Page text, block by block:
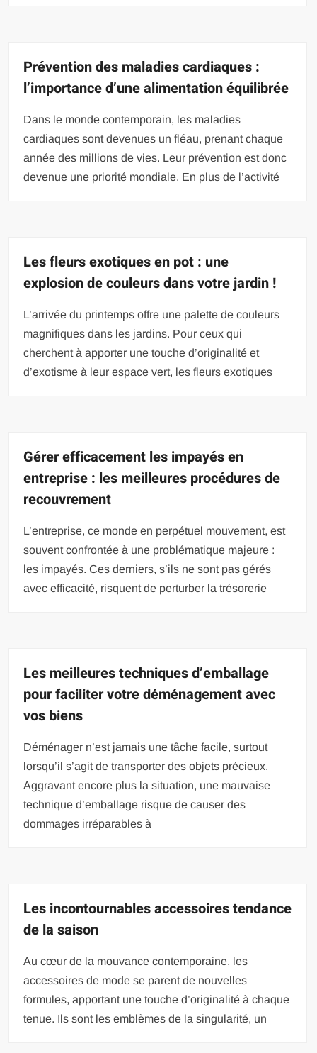
Prévention des maladies cardiaques :
l’importance d’une alimentation équilibrée
Dans le monde contemporain, les maladies
cardiaques sont devenues un fléau, prenant chaque
année des millions de vies. Leur prévention est donc
devenue une priorité mondiale. En plus de l’activité
Les fleurs exotiques en pot : une
explosion de couleurs dans votre jardin !
L’arrivée du printemps offre une palette de couleurs
magnifiques dans les jardins. Pour ceux qui
cherchent à apporter une touche d’originalité et
d’exotisme à leur espace vert, les fleurs exotiques
Gérer efficacement les impayés en
entreprise : les meilleures procédures de
recouvrement
L’entreprise, ce monde en perpétuel mouvement, est
souvent confrontée à une problématique majeure :
les impayés. Ces derniers, s’ils ne sont pas gérés
avec efficacité, risquent de perturber la trésorerie
Les meilleures techniques d’emballage
pour faciliter votre déménagement avec
vos biens
Déménager n’est jamais une tâche facile, surtout
lorsqu’il s’agit de transporter des objets précieux.
Aggravant encore plus la situation, une mauvaise
technique d’emballage risque de causer des
dommages irréparables à
Les incontournables accessoires tendance
de la saison
Au cœur de la mouvance contemporaine, les
accessoires de mode se parent de nouvelles
formules, apportant une touche d’originalité à chaque
tenue. Ils sont les emblèmes de la singularité, un